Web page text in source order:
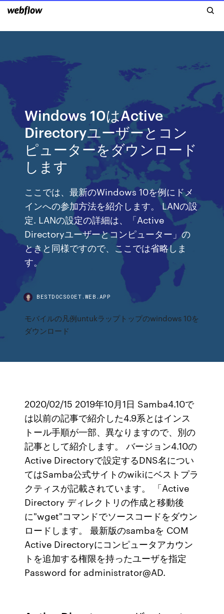
Windows 10はActive
Directoryユーザーとコン
ピューターをダウンロード
します
ここでは、最新のWindows 10を例にドメ
インへの参加方法を紹介します。 LANの設
定. LANの設定の詳細は、「Active
Directoryユーザーとコンピューター」の
ときと同様ですので、ここでは省略しま
す。
BESTDOCSOOET.WEB.APP
モバイルの凡例untukラップトップのwindows 10を
ダウンロード
2020/02/15 2019年10月1日 Samba4.10で
は以前の記事で紹介した4.9系とはインス
トール手順が一部、異なりますので、別の
記事として紹介します。 バージョン4.10の
Active Directoryで設定するDNS名につい
てはSamba公式サイトのwikiにベストプラ
クティスが記載されています。 「Active
Directory ディレクトリの作成と移動後
に"wget"コマンドでソースコードをダウン
ロードします。 最新版のsambaを COM
Active Directoryにコンピュータアカウン
トを追加する権限を持ったユーザを指定
Password for administrator@AD.